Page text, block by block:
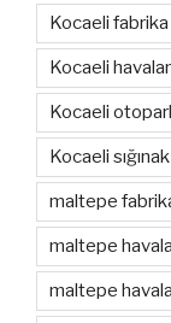
Kocaeli fabrika
Kocaeli
Kocaeli
Kocaeli
maltepe
maltepe
maltepe